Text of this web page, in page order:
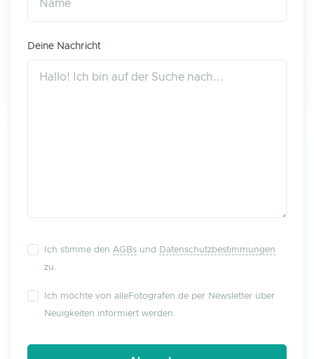
Deine Nachricht
Ich stimme den AGBs und
Datenschutzbestimmungen
zu.
Ich möchte von alleFotografen.de per Newsletter über
Neuigkeiten informiert werden.